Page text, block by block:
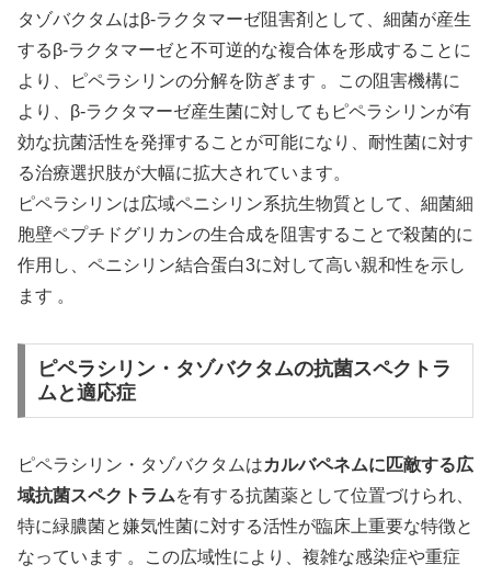
タゾバクタムはβ-ラクタマーゼ阻害剤として、細菌が産生
するβ-ラクタマーゼと不可逆的な複合体を形成することに
より、ピペラシリンの分解を防ぎます 。この阻害機構に
より、β-ラクタマーゼ産生菌に対してもピペラシリンが有
効な抗菌活性を発揮することが可能になり、耐性菌に対す
る治療選択肢が大幅に拡大されています。
ピペラシリンは広域ペニシリン系抗生物質として、細菌細
胞壁ペプチドグリカンの生合成を阻害することで殺菌的に
作用し、ペニシリン結合蛋白3に対して高い親和性を示し
ます 。
ピペラシリン・タゾバクタムの抗菌スペクトラ
ムと適応症
ピペラシリン・タゾバクタムはカルバペネムに匹敵する広
域抗菌スペクトラムを有する抗菌薬として位置づけられ、
特に緑膿菌と嫌気性菌に対する活性が臨床上重要な特徴と
なっています 。この広域性により、複雑な感染症や重症